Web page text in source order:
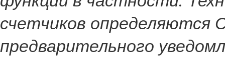
счетчиков определяются
предварительного